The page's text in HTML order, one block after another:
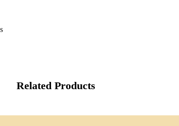
Related Products